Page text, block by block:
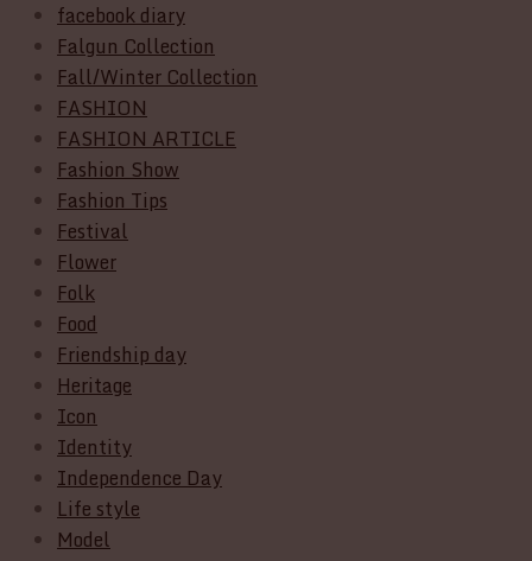
facebook diary
Falgun Collection
Fall/Winter Collection
FASHION
FASHION ARTICLE
Fashion Show
Fashion Tips
Festival
Flower
Folk
Food
Friendship day
Heritage
Icon
Identity
Independence Day
Life style
Model